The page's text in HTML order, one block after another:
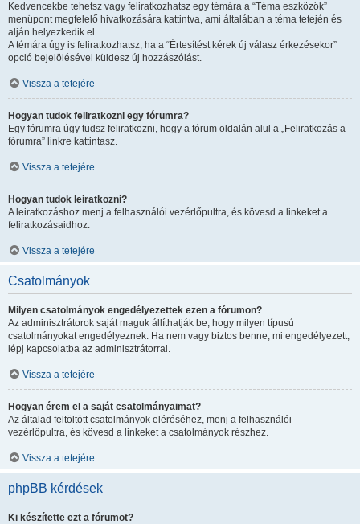
Kedvencekbe tehetsz vagy feliratkozhatsz egy témára a “Téma eszközök”
menüpont megfelelő hivatkozására kattintva, ami általában a téma tetején és
alján helyezkedik el.
A témára úgy is feliratkozhatsz, ha a “Értesítést kérek új válasz érkezésekor”
opció bejelölésével küldesz új hozzászólást.
Vissza a tetejére
Hogyan tudok feliratkozni egy fórumra?
Egy fórumra úgy tudsz feliratkozni, hogy a fórum oldalán alul a „Feliratkozás a
fórumra” linkre kattintasz.
Vissza a tetejére
Hogyan tudok leiratkozni?
A leiratkozáshoz menj a felhasználói vezérlőpultra, és kövesd a linkeket a
feliratkozásaidhoz.
Vissza a tetejére
Csatolmányok
Milyen csatolmányok engedélyezettek ezen a fórumon?
Az adminisztrátorok saját maguk állíthatják be, hogy milyen típusú
csatolmányokat engedélyeznek. Ha nem vagy biztos benne, mi engedélyezett,
lépj kapcsolatba az adminisztrátorral.
Vissza a tetejére
Hogyan érem el a saját csatolmányaimat?
Az általad feltöltött csatolmányok eléréséhez, menj a felhasználói
vezérlőpultra, és kövesd a linkeket a csatolmányok részhez.
Vissza a tetejére
phpBB kérdések
Ki készítette ezt a fórumot?